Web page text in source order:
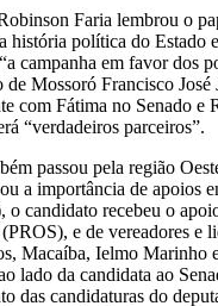
Faria lembrou o
história política do Estado
campanha em favor dos
de Mossoró Francisco
com Fátima no Senado e
“verdadeiros parceiros”.
passou pela região
a importância de apoios
o candidato recebeu o
e de vereadores e
Macaíba, Ielmo Marinho
lado da candidata ao
das candidaturas do